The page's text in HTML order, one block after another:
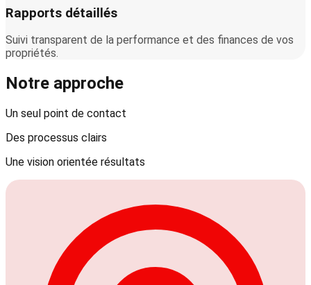
Rapports détaillés
Suivi transparent de la performance et des finances de vos
propriétés.
Notre approche
Un seul point de contact
Des processus clairs
Une vision orientée résultats